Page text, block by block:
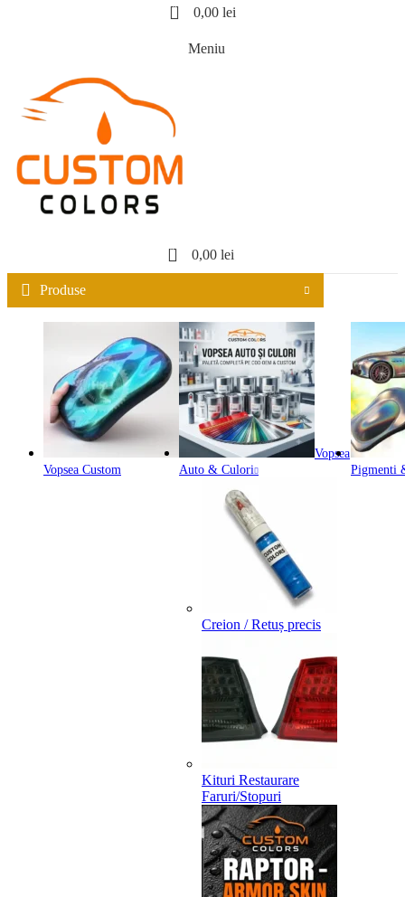
0 0,00 lei
Meniu
0 0,00 lei
Produse
Vopsea Custom
Vopsea
Auto & Culori
Creion / Retuș precis
Kituri Restaurare
Faruri/Stopuri
Pigmenti